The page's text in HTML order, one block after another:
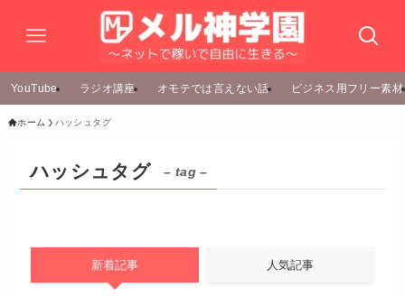
YouTube ラジオ講座 オモテでは言えない話 ビジネス用フリー素材
ホーム ハッシュタグ
ハッシュタグ – tag –
新着記事 人気記事